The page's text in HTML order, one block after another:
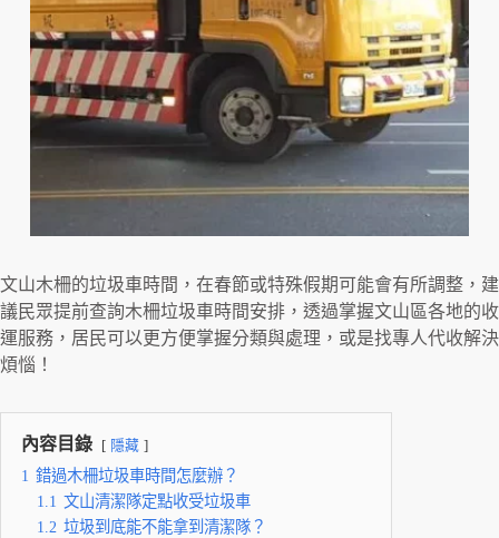
文山木柵的垃圾車時間，在春節或特殊假期可能會有所調整，建
議民眾提前查詢木柵垃圾車時間安排，透過掌握文山區各地的收
運服務，居民可以更方便掌握分類與處理，或是找專人代收解決
煩惱！
內容目錄 隱藏
1 錯過木柵垃圾車時間怎麼辦？
1.1 文山清潔隊定點收受垃圾車
1.2 垃圾到底能不能拿到清潔隊？